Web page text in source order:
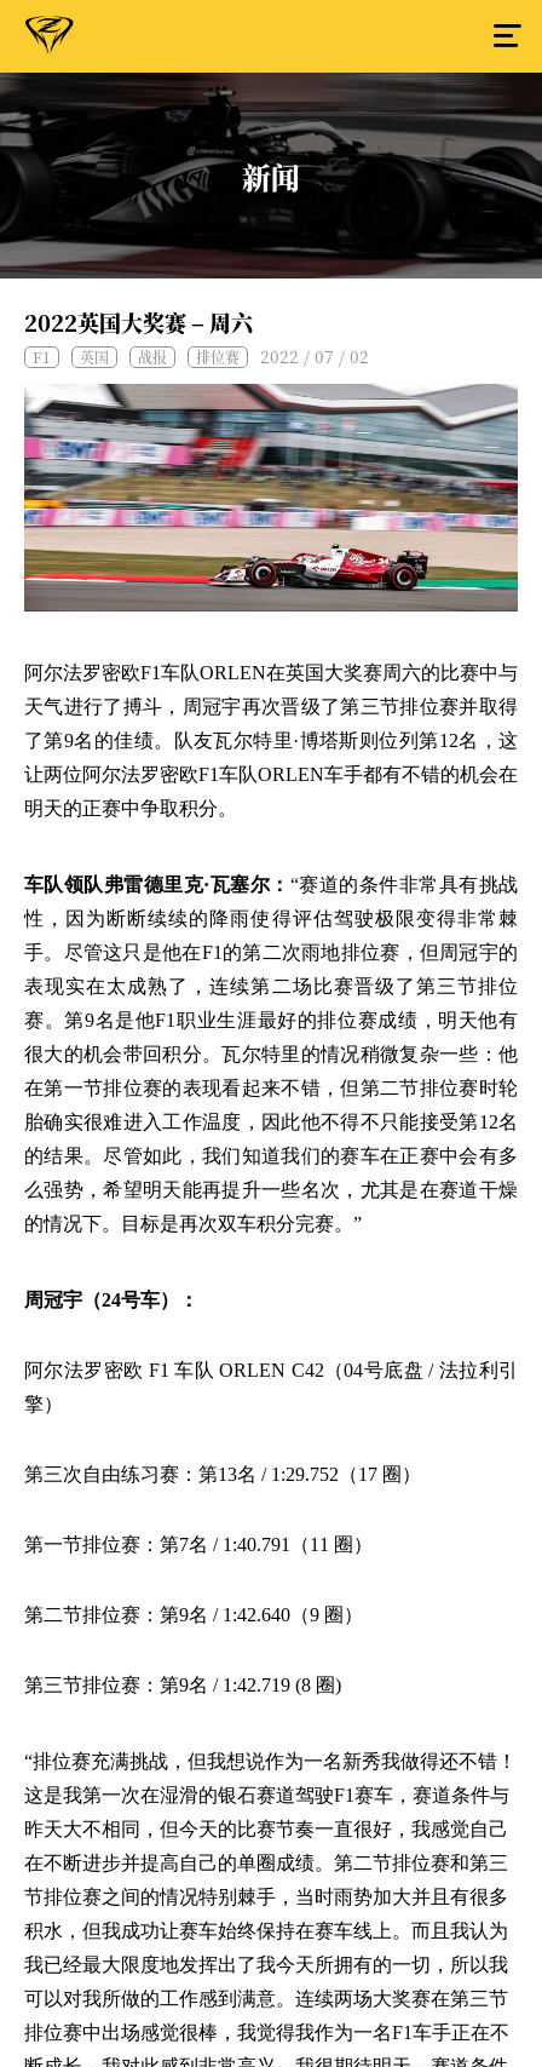
新闻
2022英国大奖赛 – 周六
F1 英国 战报 排位赛 2022 / 07 / 02
阿尔法罗密欧F1车队ORLEN在英国大奖赛周六的比赛中与
天气进行了搏斗，周冠宇再次晋级了第三节排位赛并取得
了第9名的佳绩。队友瓦尔特里·博塔斯则位列第12名，这
让两位阿尔法罗密欧F1车队ORLEN车手都有不错的机会在
明天的正赛中争取积分。
车队领队弗雷德里克·瓦塞尔： “赛道的条件非常具有挑战
性，因为断断续续的降雨使得评估驾驶极限变得非常棘
手。尽管这只是他在F1的第二次雨地排位赛，但周冠宇的
表现实在太成熟了，连续第二场比赛晋级了第三节排位
赛。第9名是他F1职业生涯最好的排位赛成绩，明天他有
很大的机会带回积分。瓦尔特里的情况稍微复杂一些：他
在第一节排位赛的表现看起来不错，但第二节排位赛时轮
胎确实很难进入工作温度，因此他不得不只能接受第12名
的结果。尽管如此，我们知道我们的赛车在正赛中会有多
么强势，希望明天能再提升一些名次，尤其是在赛道干燥
的情况下。目标是再次双车积分完赛。”
周冠宇（24号车）：
阿尔法罗密欧 F1 车队 ORLEN C42（04号底盘 / 法拉利引
擎）
第三次自由练习赛：第13名 / 1:29.752（17 圈）
第一节排位赛：第7名 / 1:40.791（11 圈）
第二节排位赛：第9名 / 1:42.640（9 圈）
第三节排位赛：第9名 / 1:42.719 (8 圈)
“排位赛充满挑战，但我想说作为一名新秀我做得还不错！
这是我第一次在湿滑的银石赛道驾驶F1赛车，赛道条件与
昨天大不相同，但今天的比赛节奏一直很好，我感觉自己
在不断进步并提高自己的单圈成绩。第二节排位赛和第三
节排位赛之间的情况特别棘手，当时雨势加大并且有很多
积水，但我成功让赛车始终保持在赛车线上。而且我认为
我已经最大限度地发挥出了我今天所拥有的一切，所以我
可以对我所做的工作感到满意。连续两场大奖赛在第三节
排位赛中出场感觉很棒，我觉得我作为一名F1车手正在不